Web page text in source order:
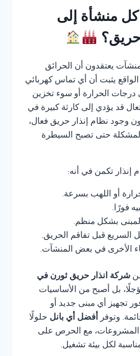
كل منشأة إلى
حريق؟
يعتقدون أن الحرائق
يثبت أن أي تماس كهربائي
درجات الحرارة أو سوء تخزين
قد يؤدي إلى كارثة كبيرة في
وجود نظام إنذار حريق فعال،
حتى تصبح السيطرة
إنذار تكمن في أنه:
أو اللهب بسرعة.
فورًا.
بشكل منظم.
قبل تفاقم الحريق.
الأخرى في بعض المنشآت.
شركة انذار حريق ثورن في
بل أصبح من الأساسيات
تجهيز أي مبنى جديد أو
وتوفر أفضل أي بانل حلولًا
المشروعات، مع الحرص على
لكل بيئة تشغيل.